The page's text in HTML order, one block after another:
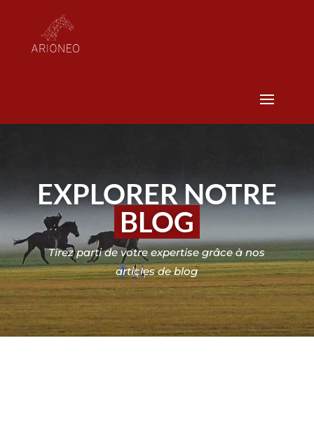
EXPLORER NOTRE
BLOG
Tirez parti de votre expertise grâce à nos
articles de blog